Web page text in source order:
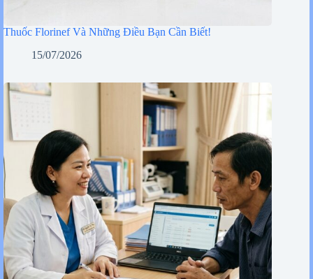
Thuốc Florinef Và Những Điều Bạn Cần Biết!
15/07/2026